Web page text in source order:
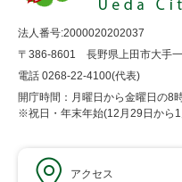
法人番号:2000020202037
〒386-8601 長野県上田市大手
電話 0268-22-4100(代表)
開庁時間：月曜日から金曜日の8
※祝日・年末年始(12月29日から1
アクセス